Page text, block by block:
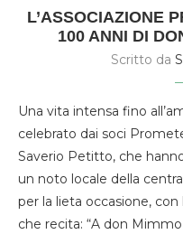
L’ASSOCIAZIONE
100 ANNI DI
Scritto da
Una vita intensa fino
celebrato dai soci
Saverio Petitto, che
un noto locale della
per la lieta occasione,
che recita: “A don